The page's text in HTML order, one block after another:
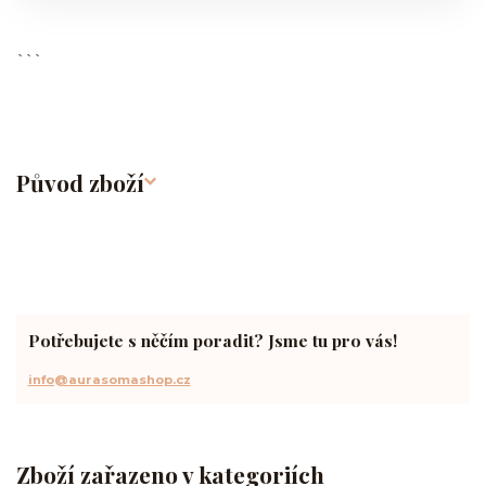
```
Původ zboží
Zboží zařazeno v kategoriích
Potřebujete s něčím poradit? Jsme tu pro vás!
info@aurasomashop.cz